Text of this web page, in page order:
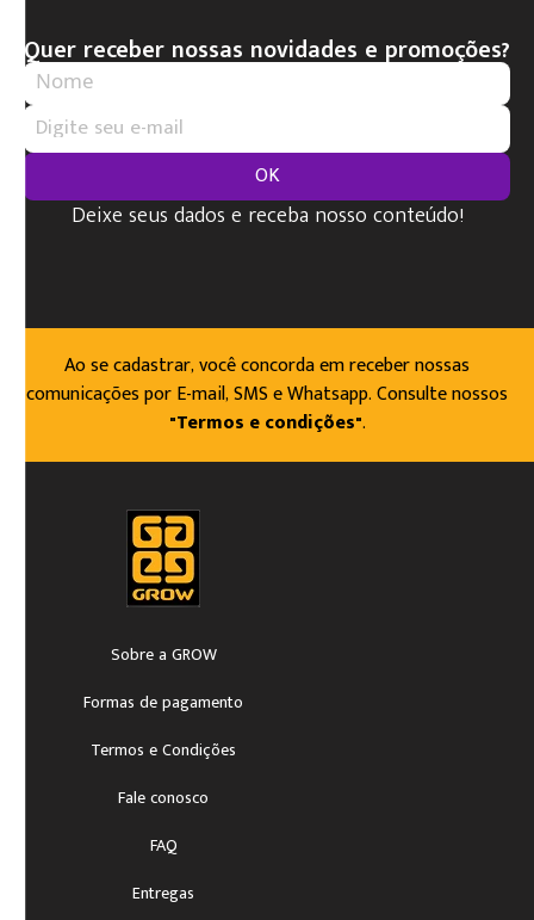
Quer receber nossas novidades e promoções?
OK
Deixe seus dados e receba nosso conteúdo!
Ao se cadastrar, você concorda em receber nossas
comunicações por E-mail, SMS e Whatsapp. Consulte nossos
"Termos e condições".
Sobre a GROW
Formas de pagamento
Termos e Condições
Fale conosco
FAQ
Entregas